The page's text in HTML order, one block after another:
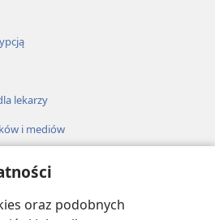
oraz podobnych
lekarzy
i mediów